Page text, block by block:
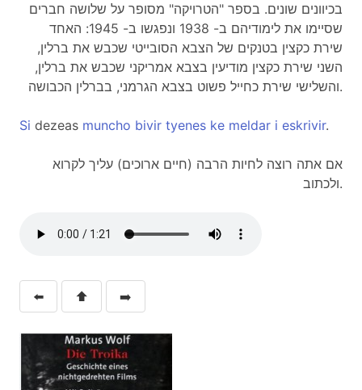
בכיוונים שונים. בספר "הטרויקה" מסופר על שלושה חברים
שסיימו את לימודיהם ב- 1938 ונפגשו ב- 1945: האחד
שירת כקצין בטנקים של הצבא הסובייטי שכבש את ברלין,
השני שירת כקצין מודיעין בצבא אמריקני שכבש את ברלין,
והשלישי שירת כחייל פשוט בצבא הגרמני, בברלין הכבושה.
Si dezeas muncho bivir tyenes ke meldar i eskrivir.
אם אתה רוצה לחיות הרבה (חיים ארוכים) עליך לקרוא
ולכתוב.
⬅️ ⬆️ ➡️